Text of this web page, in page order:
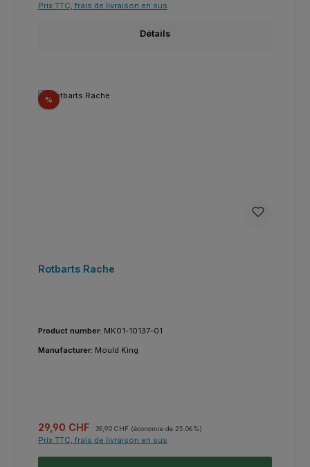
Prix TTC, frais de livraison en sus
Détails
%Réduction
Rotbarts Rache
Product number: MK01-10137-01
Manufacturer: Mould King
Prix de vente :
29,90 CHF 39,90 CHF (économie de 25.06%)
Prix TTC, frais de livraison en sus